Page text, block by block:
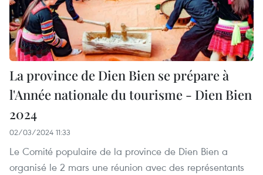
La province de Dien Bien se prépare à
l'Année nationale du tourisme - Dien Bien
2024
02/03/2024 11:33
Le Comité populaire de la province de Dien Bien a
organisé le 2 mars une réunion avec des représentants